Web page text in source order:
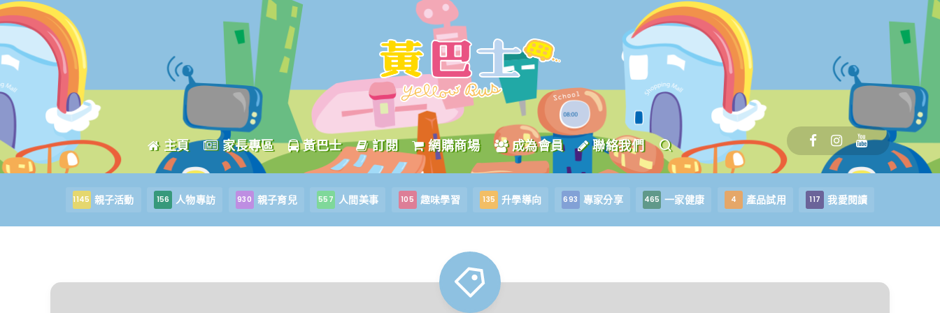
主頁 家長專區 黃巴士 訂閱 網購商場 成為會員 聯絡我們
1145 親子活動 156 人物專訪 930 親子育兒 557 人間美事 105 趣味學習 135 升學導向 693 專家分享 465 一家健康 4 產品試用 117 我愛閱讀